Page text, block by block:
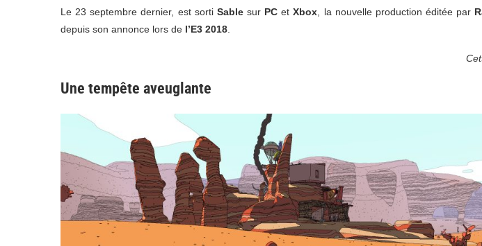
Le 23 septembre dernier, est sorti Sablesur PC etXbox , la nouvelle production éditée par
depuis son annonce lors de l’E3 2018
Une tempête aveuglante